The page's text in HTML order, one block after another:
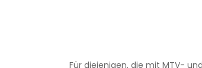
Für diejenigen, die mit MTV-